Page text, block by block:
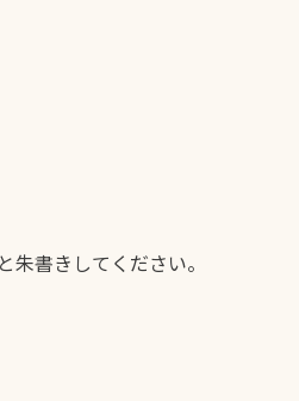
と朱書きしてください。